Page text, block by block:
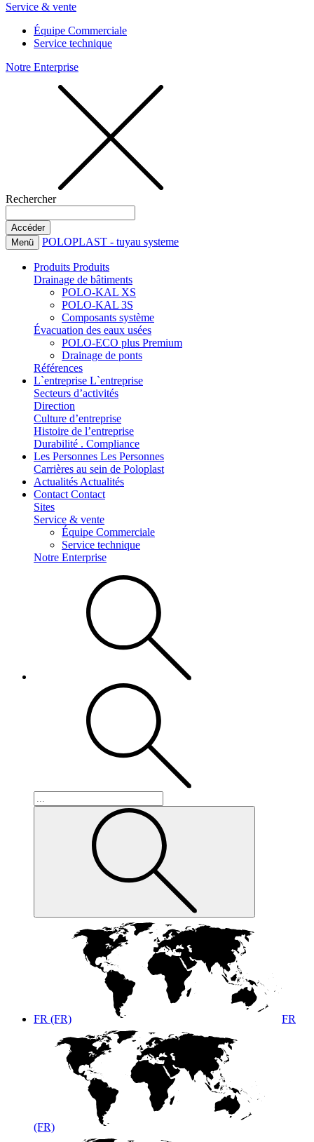
Service & vente
Équipe Commerciale
Service technique
Notre Enterprise
Rechercher
Menü POLOPLAST - tuyau systeme
Produits Produits
Drainage de bâtiments
POLO-KAL XS
POLO-KAL 3S
Composants système
Évacuation des eaux usées
POLO-ECO plus Premium
Drainage de ponts
Références
L`entreprise L`entreprise
Secteurs d’activités
Direction
Culture d’entreprise
Histoire de l’entreprise
Durabilité . Compliance
Les Personnes Les Personnes
Carrières au sein de Poloplast
Actualités Actualités
Contact Contact
Sites
Service & vente
Équipe Commerciale
Service technique
Notre Enterprise
FR (FR) FR
(FR)